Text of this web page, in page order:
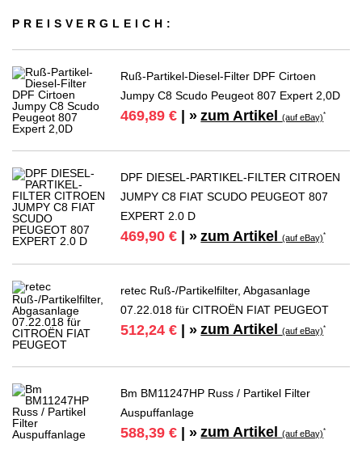
PREIS­VER­GLEICH:
Ruß-Partikel-Diesel-Filter DPF Cirtoen
Jumpy C8 Scudo Peugeot 807 Expert 2,0D
469,89 € | » zum Artikel(auf eBay)*
DPF DIESEL-PARTIKEL-FILTER CITROEN
JUMPY C8 FIAT SCUDO PEUGEOT 807
EXPERT 2.0 D
469,90 € | » zum Artikel(auf eBay)*
retec Ruß-/Partikelfilter, Abgasanlage
07.22.018 für CITROËN FIAT PEUGEOT
512,24 € | » zum Artikel(auf eBay)*
Bm BM11247HP Russ / Partikel Filter
Auspuffanlage
588,39 € | » zum Artikel(auf eBay)*